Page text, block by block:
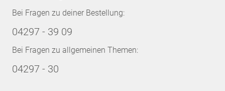
Bei Fragen zu deiner Bestellung:
04297 - 39 09
Bei Fragen zu allgemeinen Themen:
04297 - 30